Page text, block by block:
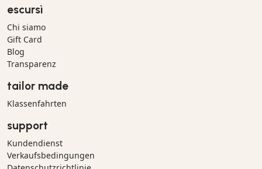
escursì
Chi siamo
Gift Card
Blog
Transparenz
tailor made
Klassenfahrten
support
Kundendienst
Verkaufsbedingungen